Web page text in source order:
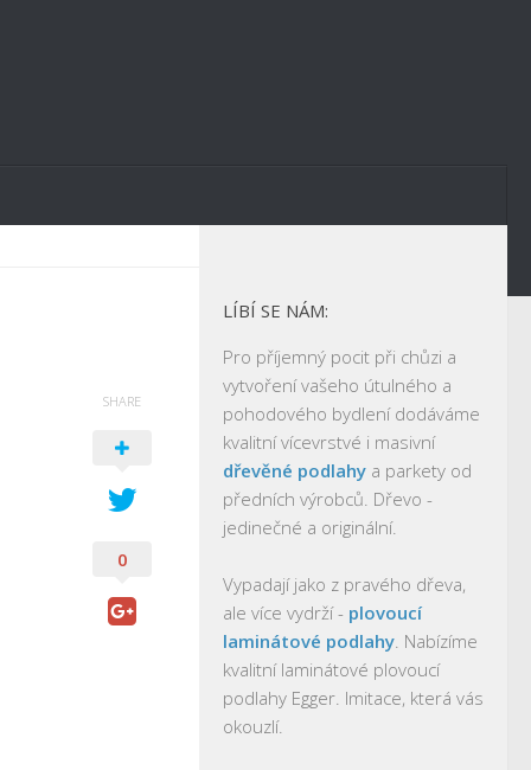
SHARE
0
LÍBÍ SE NÁM:
Pro příjemný pocit při chůzi a
vytvoření vašeho útulného a
pohodového bydlení dodáváme
kvalitní vícevrstvé i masivní
dřevěné podlahy a parkety od
předních výrobců. Dřevo -
jedinečné a originální.
Vypadají jako z pravého dřeva,
ale více vydrží - plovoucí
laminátové podlahy. Nabízíme
kvalitní laminátové plovoucí
podlahy Egger. Imitace, která vás
okouzlí.